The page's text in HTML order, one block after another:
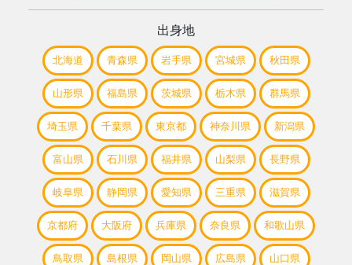
出身地
北海道 青森県 岩手県 宮城県 秋田県
山形県 福島県 茨城県 栃木県 群馬県
埼玉県 千葉県 東京都 神奈川県 新潟県
富山県 石川県 福井県 山梨県 長野県
岐阜県 静岡県 愛知県 三重県 滋賀県
京都府 大阪府 兵庫県 奈良県 和歌山県
鳥取県 島根県 岡山県 広島県 山口県